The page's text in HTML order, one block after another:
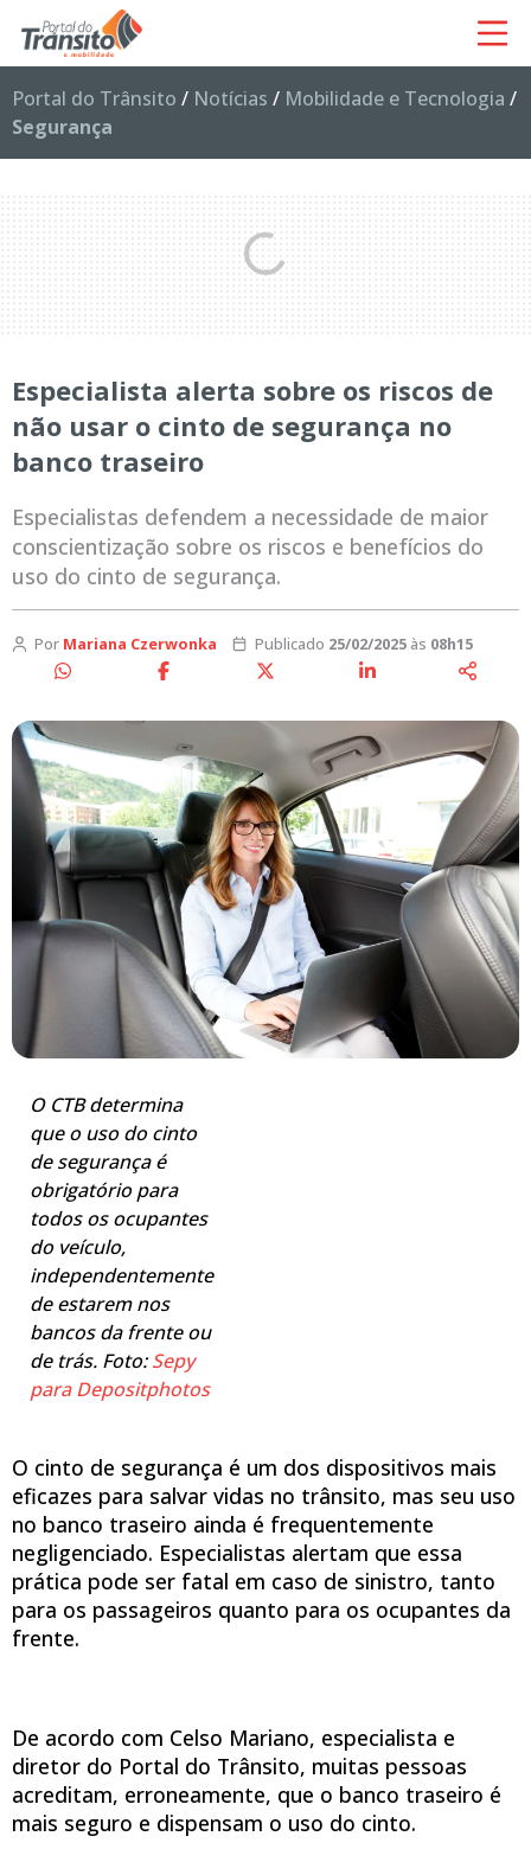
Portal do Trânsito / Notícias / Mobilidade e Tecnologia /
Segurança
Especialista alerta sobre os riscos de
não usar o cinto de segurança no
banco traseiro
Especialistas defendem a necessidade de maior
conscientização sobre os riscos e benefícios do
uso do cinto de segurança.
Por Mariana Czerwonka Publicado 25/02/2025às 08h15
O CTB determina
que o uso do cinto
de segurança é
obrigatório para
todos os ocupantes
do veículo,
independentemente
de estarem nos
bancos da frente ou
de trás. Foto:Sepy
para Depositphotos
O cinto de segurança é um dos dispositivos mais
eficazes para salvar vidas no trânsito, mas seu uso
no banco traseiro ainda é frequentemente
negligenciado. Especialistas alertam que essa
prática pode ser fatal em caso de sinistro, tanto
para os passageiros quanto para os ocupantes da
frente.
De acordo com Celso Mariano, especialista e
diretor do Portal do Trânsito, muitas pessoas
acreditam, erroneamente, que o banco traseiro é
mais seguro e dispensam o uso do cinto.